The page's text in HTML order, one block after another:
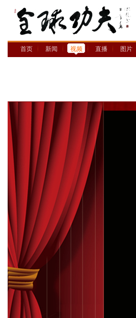
首页 新闻 视频 直播 图片